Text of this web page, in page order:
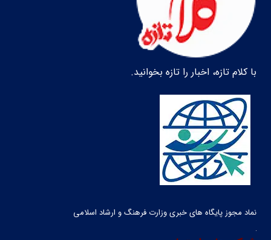
با کلام تازه، اخبار را تازه بخوانید.
نماد مجوز پایگاه های خبری وزارت فرهنگ و ارشاد اسلامی